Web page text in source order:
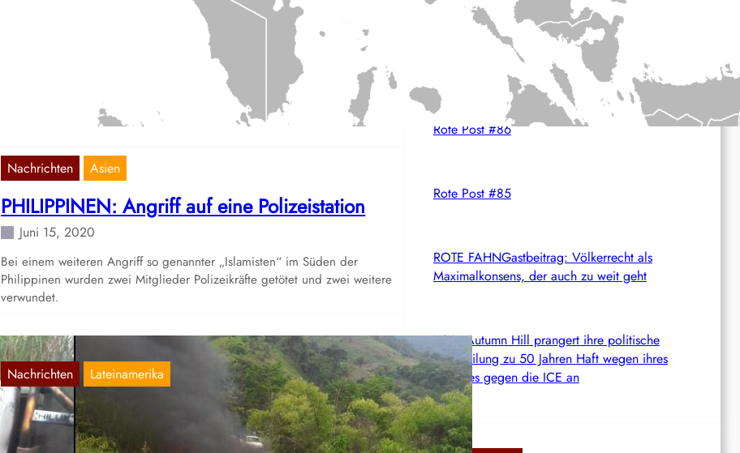
Zwei Mitglieder der Citizen Armed Force Geographical Unit (Cafgu)
wurden bei einem Angriff von mutmaßlichen Mitgliedern der New
Nachrichten Asien
PHILIPPINEN: Angriff auf eine Polizeistation
Juni 15, 2020
Bei einem weiteren Angriff so genannter „Islamisten“ im Süden der
Philippinen wurden zwei Mitglieder Polizeikräfte getötet und zwei weitere
verwundet.
Nachrichten Lateinamerika
PERU: Angriff auf die Polizeikräfte in Ayacucho
März 8, 2020
c
Aktuelles aus dem Netz
Rote Post #86
Rote Post #85
ROTE FAHNGastbeitrag: Völkerrecht als
Maximalkonsens, der auch zu weit geht
USA: Autumn Hill prangert ihre politische
Verurteilung zu 50 Jahren Haft wegen ihres
Kampfes gegen die ICE an